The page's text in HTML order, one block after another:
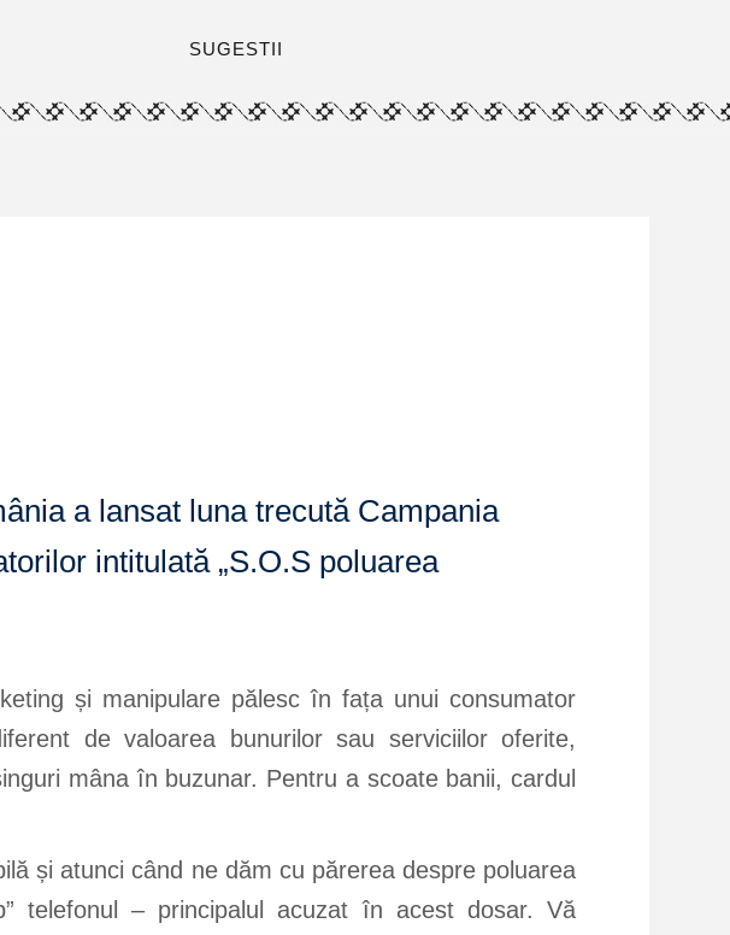
SUGESTII
a lansat luna trecută Campania
intitulată „S.O.S poluarea
și manipulare pălesc în fața unui consumator
de valoarea bunurilor sau serviciilor oferite,
mâna în buzunar. Pentru a scoate banii, cardul
și atunci când ne dăm cu părerea despre poluarea
telefonul – principalul acuzat în acest dosar. Vă